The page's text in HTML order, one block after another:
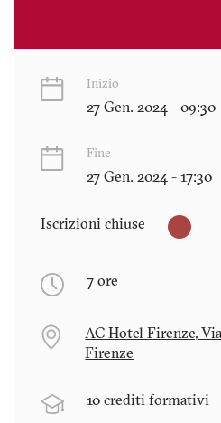
Inizio
27 Gen. 2024 - 09:30
Fine
27 Gen. 2024 - 17:30
Iscrizioni chiuse
7 ore
AC Hotel Firenze,
Firenze
10 crediti formativi